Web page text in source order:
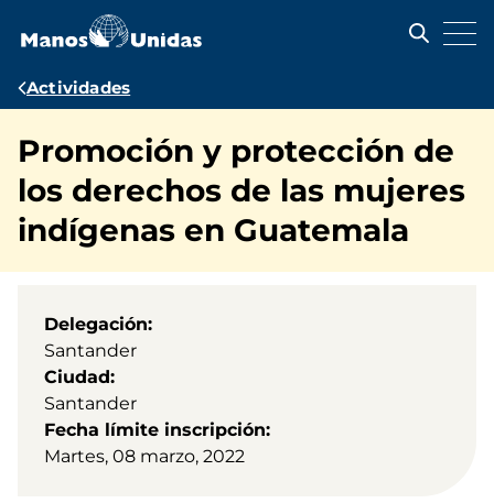
contenido
Ruta
navegación
Actividades
Promoción y protección de
los derechos de las mujeres
indígenas en Guatemala
Delegación
Santander
Ciudad
Santander
Fecha límite inscripción
Martes, 08 marzo, 2022